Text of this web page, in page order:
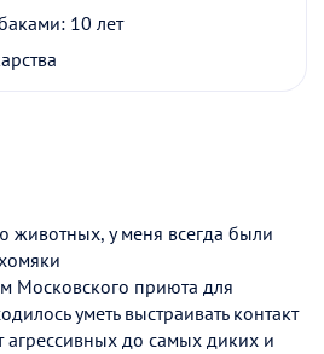
10 лет
животных, у меня всегда были
Московского приюта для
уметь выстраивать контакт
агрессивных до самых диких и